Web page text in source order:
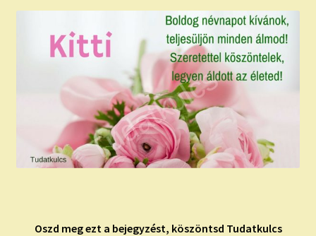
Oszd meg ezt a bejegyzést, köszöntsd Tudatkulcs